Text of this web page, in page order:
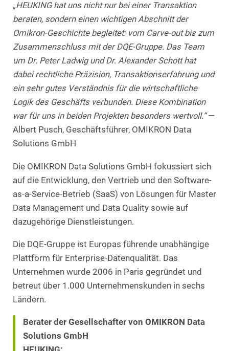
„HEUKING hat uns nicht nur bei einer Transaktion
beraten, sondern einen wichtigen Abschnitt der
Omikron-Geschichte begleitet: vom Carve-out bis zum
Zusammenschluss mit der DQE-Gruppe. Das Team
um Dr. Peter Ladwig und Dr. Alexander Schott hat
dabei rechtliche Präzision, Transaktionserfahrung und
ein sehr gutes Verständnis für die wirtschaftliche
Logik des Geschäfts verbunden. Diese Kombination
war für uns in beiden Projekten besonders wertvoll.“—
Albert Pusch, Geschäftsführer, OMIKRON Data
Solutions GmbH
Die OMIKRON Data Solutions GmbH fokussiert sich
auf die Entwicklung, den Vertrieb und den Software-
as-a-Service-Betrieb (SaaS) von Lösungen für Master
Data Management und Data Quality sowie auf
dazugehörige Dienstleistungen.
Die DQE-Gruppe ist Europas führende unabhängige
Plattform für Enterprise-Datenqualität. Das
Unternehmen wurde 2006 in Paris gegründet und
betreut über 1.000 Unternehmenskunden in sechs
Ländern.
Berater der Gesellschafter von OMIKRON Data
Solutions GmbH